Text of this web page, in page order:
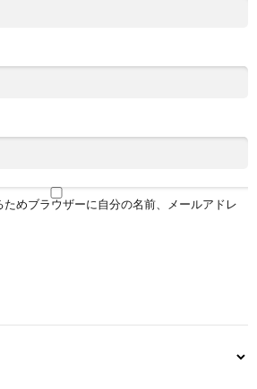
めブラウザーに自分の名前、メールアドレ